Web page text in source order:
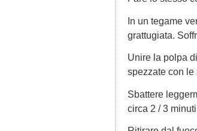
In un tegame
grattugiata.
Unire la polpa
spezzate con le
Sbattere
circa 2 / 3 minuti